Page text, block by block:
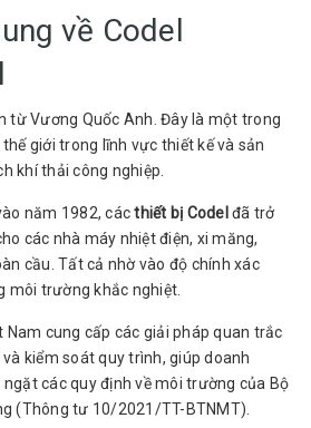
về Codel
từ Vương Quốc Anh. Đây là một trong
giới trong lĩnh vực thiết kế và sản
khí thải công nghiệp.
năm 1982, cácthiết bị Codel đã trở
các nhà máy nhiệt điện, xi măng,
cầu. Tất cả nhờ vào độ chính xác
môi trường khắc nghiệt.
cung cấp các giải pháp quan trắc
kiểm soát quy trình, giúp doanh
các quy định về môi trường của Bộ
(Thông tư 10/2021/TT-BTNMT).